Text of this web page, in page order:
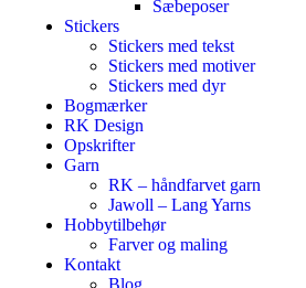
Sæbeposer
Stickers
Stickers med tekst
Stickers med motiver
Stickers med dyr
Bogmærker
RK Design
Opskrifter
Garn
RK – håndfarvet garn
Jawoll – Lang Yarns
Hobbytilbehør
Farver og maling
Kontakt
Blog